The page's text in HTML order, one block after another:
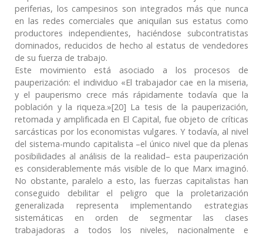
periferias, los campesinos son integrados más que nunca
en las redes comerciales que aniquilan sus estatus como
productores independientes, haciéndose subcontratistas
dominados, reducidos de hecho al estatus de vendedores
de su fuerza de trabajo.
Este movimiento está asociado a los procesos de
pauperización: el individuo «El trabajador cae en la miseria,
y el pauperismo crece más rápidamente todavía que la
población y la riqueza.»[20] La tesis de la pauperización,
retomada y amplificada en El Capital, fue objeto de críticas
sarcásticas por los economistas vulgares. Y todavía, al nivel
del sistema-mundo capitalista –el único nivel que da plenas
posibilidades al análisis de la realidad– esta pauperización
es considerablemente más visible de lo que Marx imaginó.
No obstante, paralelo a esto, las fuerzas capitalistas han
conseguido debilitar el peligro que la proletarización
generalizada representa implementando estrategias
sistemáticas en orden de segmentar las clases
trabajadoras a todos los niveles, nacionalmente e